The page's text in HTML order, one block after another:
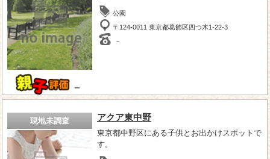
－
公園
〒124-0011 東京都葛飾区四つ木1-22-3
－
現地未調査 アクア東中野
東京都中野区にある子供とお出かけスポットで
す。